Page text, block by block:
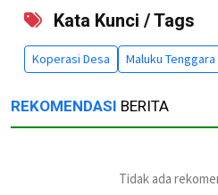
Kata Kunci / Tags
Koperasi Desa Maluku Tenggara
REKOMENDASI BERITA
Tidak ada